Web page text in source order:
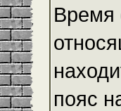
Время
пояс